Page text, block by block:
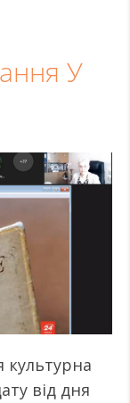
У
культурна
від дня